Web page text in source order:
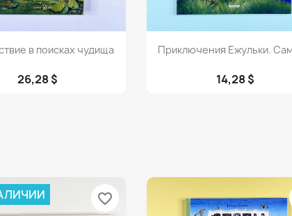
Просмотр
в поисках чудища
26,28 $
Просмотр
Приключения Ежульки.
14,28 $
favorite_border